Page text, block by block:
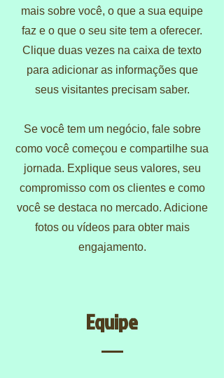
mais sobre você, o que a sua equipe
faz e o que o seu site tem a oferecer.
Clique duas vezes na caixa de texto
para adicionar as informações que
seus visitantes precisam saber.
Se você tem um negócio, fale sobre
como você começou e compartilhe sua
jornada. Explique seus valores, seu
compromisso com os clientes e como
você se destaca no mercado. Adicione
fotos ou vídeos para obter mais
engajamento.
Equipe